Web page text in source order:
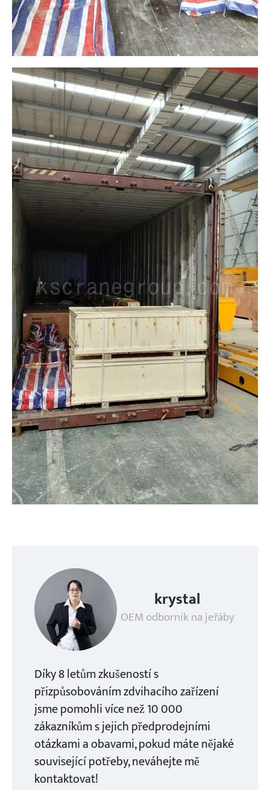
krystal
OEM odborník na jeřáby
Díky 8 letům zkušeností s
přizpůsobováním zdvihacího zařízení
jsme pomohli více než 10 000
zákazníkům s jejich předprodejními
otázkami a obavami, pokud máte nějaké
související potřeby, neváhejte mě
kontaktovat!